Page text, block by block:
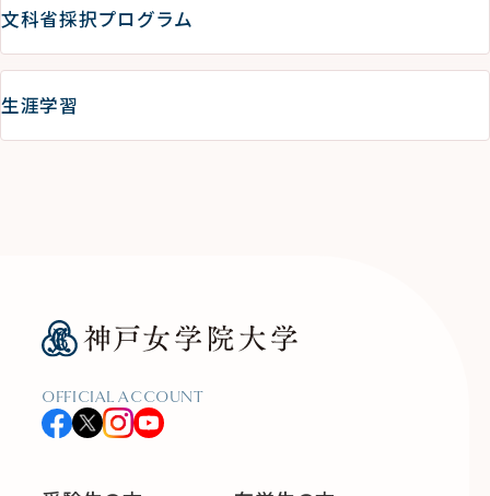
文科省採択プログラム
生涯学習
OFFICIAL ACCOUNT